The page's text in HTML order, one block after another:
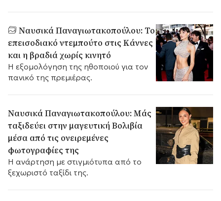
Ναυσικά Παναγιωτακοπούλου: Το
επεισοδιακό ντεμπούτο στις Κάννες
και η βραδιά χωρίς κινητό
Η εξομολόγηση της ηθοποιού για τον
πανικό της πρεμιέρας.
Ναυσικά Παναγιωτακοπούλου: Μάς
ταξιδεύει στην μαγευτική Βολιβία
μέσα από τις ονειρεμένες
φωτογραφίες της
Η ανάρτηση με στιγμιότυπα από το
ξεχωριστό ταξίδι της.